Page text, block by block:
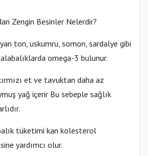
Zengin Besinler Nelerdir?
ton, uskumru, somon, sardalye gibi
omega-3 bulunur.
et ve tavuktan daha az
yağ içerir Bu sebeple sağlık
tüketimi kan kolesterol
yardımcı olur.